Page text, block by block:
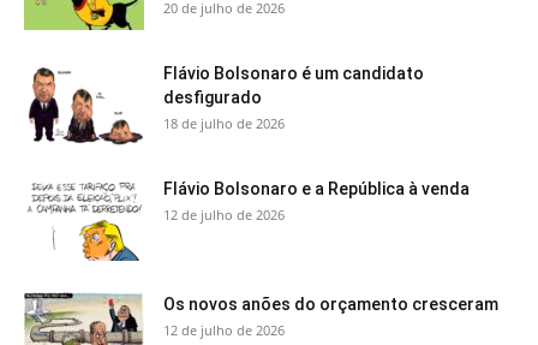
20 de julho de 2026
Flávio Bolsonaro é um candidato
desfigurado
18 de julho de 2026
Flávio Bolsonaro e a República à venda
12 de julho de 2026
Os novos anões do orçamento cresceram
12 de julho de 2026